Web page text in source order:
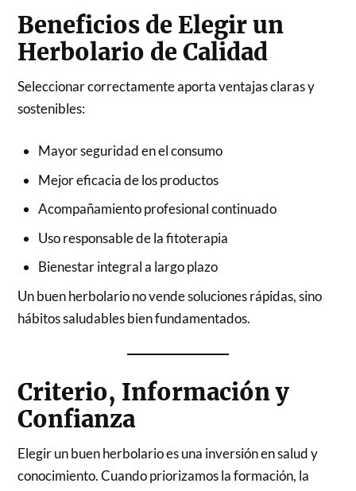
Beneficios de Elegir un
Herbolario de Calidad
Seleccionar correctamente aporta ventajas claras y
sostenibles:
Mayor seguridad en el consumo
Mejor eficacia de los productos
Acompañamiento profesional continuado
Uso responsable de la fitoterapia
Bienestar integral a largo plazo
Un buen herbolario no vende soluciones rápidas, sino
hábitos saludables bien fundamentados.
Criterio, Información y
Confianza
Elegir un buen herbolario es una inversión en salud y
conocimiento. Cuando priorizamos la formación, la